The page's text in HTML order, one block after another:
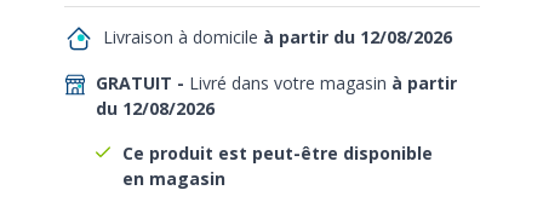
GRATUIT - Livré dans votre magasin à partir
du 12/08/2026
Livraison à domicile à partir du 12/08/2026
Ce produit est peut-être disponible
en magasin